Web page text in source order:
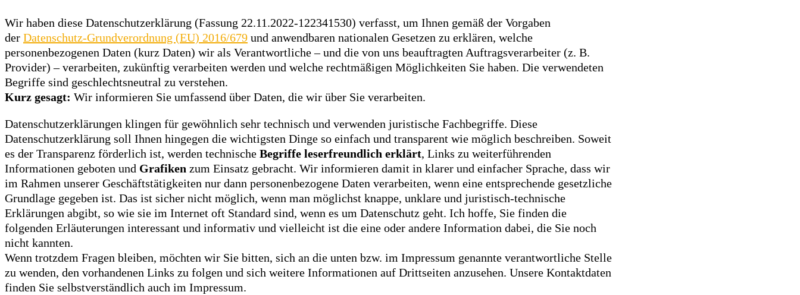
Wir haben diese Datenschutzerklärung (Fassung 22.11.2022-122341530) verfasst, um Ihnen gemäß der Vorgaben
der Datenschutz-Grundverordnung (EU) 2016/679 und anwendbaren nationalen Gesetzen zu erklären, welche
personenbezogenen Daten (kurz Daten) wir als Verantwortliche – und die von uns beauftragten Auftragsverarbeiter (z. B.
Provider) – verarbeiten, zukünftig verarbeiten werden und welche rechtmäßigen Möglichkeiten Sie haben. Die verwendeten
Begriffe sind geschlechtsneutral zu verstehen.
Kurz gesagt: Wir informieren Sie umfassend über Daten, die wir über Sie verarbeiten.
Datenschutzerklärungen klingen für gewöhnlich sehr technisch und verwenden juristische Fachbegriffe. Diese
Datenschutzerklärung soll Ihnen hingegen die wichtigsten Dinge so einfach und transparent wie möglich beschreiben. Soweit
es der Transparenz förderlich ist, werden technische Begriffe leserfreundlich erklärt, Links zu weiterführenden
Informationen geboten und Grafiken zum Einsatz gebracht. Wir informieren damit in klarer und einfacher Sprache, dass wir
im Rahmen unserer Geschäftstätigkeiten nur dann personenbezogene Daten verarbeiten, wenn eine entsprechende gesetzliche
Grundlage gegeben ist. Das ist sicher nicht möglich, wenn man möglichst knappe, unklare und juristisch-technische
Erklärungen abgibt, so wie sie im Internet oft Standard sind, wenn es um Datenschutz geht. Ich hoffe, Sie finden die
folgenden Erläuterungen interessant und informativ und vielleicht ist die eine oder andere Information dabei, die Sie noch
nicht kannten.
Wenn trotzdem Fragen bleiben, möchten wir Sie bitten, sich an die unten bzw. im Impressum genannte verantwortliche Stelle
zu wenden, den vorhandenen Links zu folgen und sich weitere Informationen auf Drittseiten anzusehen. Unsere Kontaktdaten
finden Sie selbstverständlich auch im Impressum.